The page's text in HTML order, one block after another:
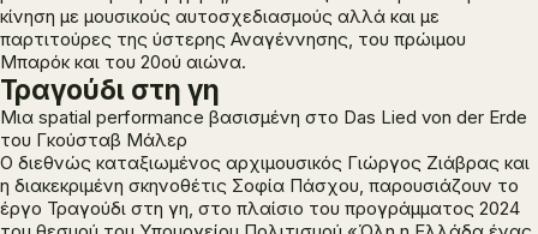
κίνηση με μουσικούς αυτοσχεδιασμούς αλλά και με
παρτιτούρες της ύστερης Αναγέννησης, του πρώιμου
Μπαρόκ και του 20ού αιώνα.
Τραγούδι στη γη
Μια spatial performance βασισμένη στο Das Lied von der Erde
του Γκούσταβ Μάλερ
Ο διεθνώς καταξιωμένος αρχιμουσικός Γιώργος Ζιάβρας και
η διακεκριμένη σκηνοθέτις Σοφία Πάσχου, παρουσιάζουν το
έργο Τραγούδι στη γη, στο πλαίσιο του προγράμματος 2024